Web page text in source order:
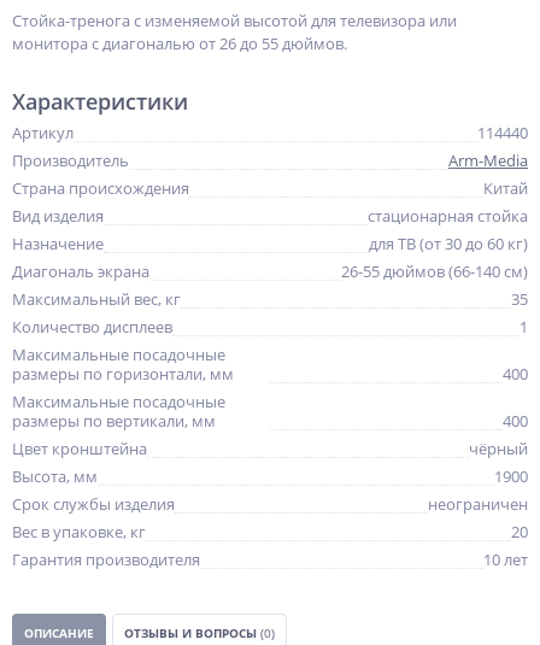
Стойка-тренога с изменяемой высотой для телевизора или
монитора с диагональю от 26 до 55 дюймов.
Характеристики
Артикул
114440
Производитель
Arm-Media
Страна происхождения
Китай
Вид изделия
стационарная стойка
Назначение
для ТВ (от 30 до 60 кг)
Диагональ экрана
26-55 дюймов (66-140 см)
Максимальный вес, кг
35
Количество дисплеев
1
Максимальные посадочные
размеры по горизонтали, мм
400
Максимальные посадочные
размеры по вертикали, мм
400
Цвет кронштейна
чёрный
Высота, мм
1900
Срок службы изделия
неограничен
Вес в упаковке, кг
20
Гарантия производителя
10 лет
ОПИСАНИЕ ОТЗЫВЫ И ВОПРОСЫ (0)